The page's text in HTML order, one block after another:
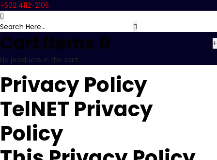
+502 4112-2105
Cart Items 0
+
No products in the cart.
Privacy Policy
TelNET Privacy
Policy